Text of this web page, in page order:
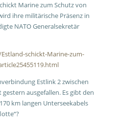
Marine zum Schutz von
ihre militärische Präsenz in
NATO Generalsekretär
schickt-Marine-zum-
Estlink 2 zwischen
ausgefallen. Es gibt den
km langen Unterseekabels